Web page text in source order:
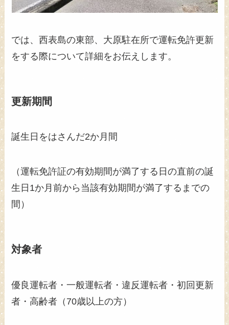
では、西表島の東部、大原駐在所で運転免許更新
をする際について詳細をお伝えします。
更新期間
誕生日をはさんだ2か月間
（運転免許証の有効期間が満了する日の直前の誕
生日1か月前から当該有効期間が満了するまでの
間）
対象者
優良運転者・一般運転者・違反運転者・初回更新
者・高齢者（70歳以上の方）